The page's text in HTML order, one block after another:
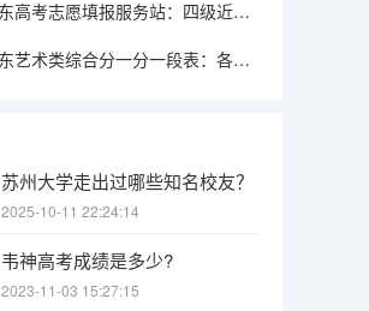
2026山东高考志愿填报服务站：四级近800个免费开放
2026山东艺术类综合分一分一段表：各专业类别双达线考生文化成绩排名的作用
苏州大学走出过哪些知名校友？
2025-10-11 22:24:14
韦神高考成绩是多少?
2023-11-03 15:27:15